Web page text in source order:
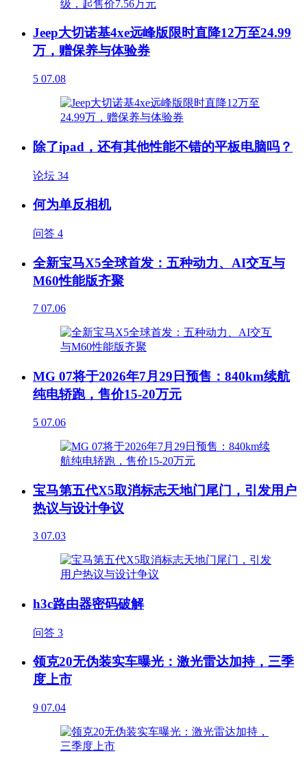
Jeep大切诺基4xe远峰版限时直降12万至24.99
万，赠保养与体验券
5 07.08
除了ipad，还有其他性能不错的平板电脑吗？
论坛 34
何为单反相机
问答 4
全新宝马X5全球首发：五种动力、AI交互与
M60性能版齐聚
7 07.06
MG 07将于2026年7月29日预售：840km续航
纯电轿跑，售价15-20万元
5 07.06
宝马第五代X5取消标志天地门尾门，引发用户
热议与设计争议
3 07.03
h3c路由器密码破解
问答 3
领克20无伪装实车曝光：激光雷达加持，三季
度上市
9 07.04